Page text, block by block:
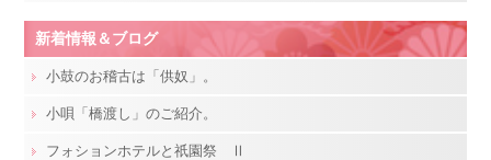
新着情報＆ブログ
小鼓のお稽古は「供奴」。
小唄「橋渡し」のご紹介。
フォションホテルと祇園祭 Ⅱ